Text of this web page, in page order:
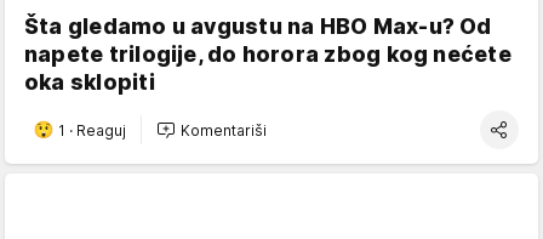
Šta gledamo u avgustu na HBO Max-u? Od
napete trilogije, do horora zbog kog nećete
oka sklopiti
1 · Reaguj Komentariši